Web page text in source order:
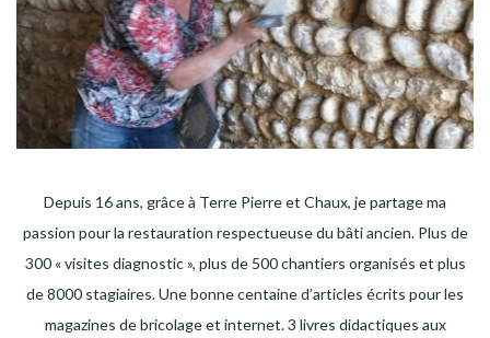
Depuis 16 ans, grâce à Terre Pierre et Chaux, je partage ma
passion pour la restauration respectueuse du bâti ancien. Plus de
300 « visites diagnostic », plus de 500 chantiers organisés et plus
de 8000 stagiaires. Une bonne centaine d’articles écrits pour les
magazines de bricolage et internet. 3 livres didactiques aux